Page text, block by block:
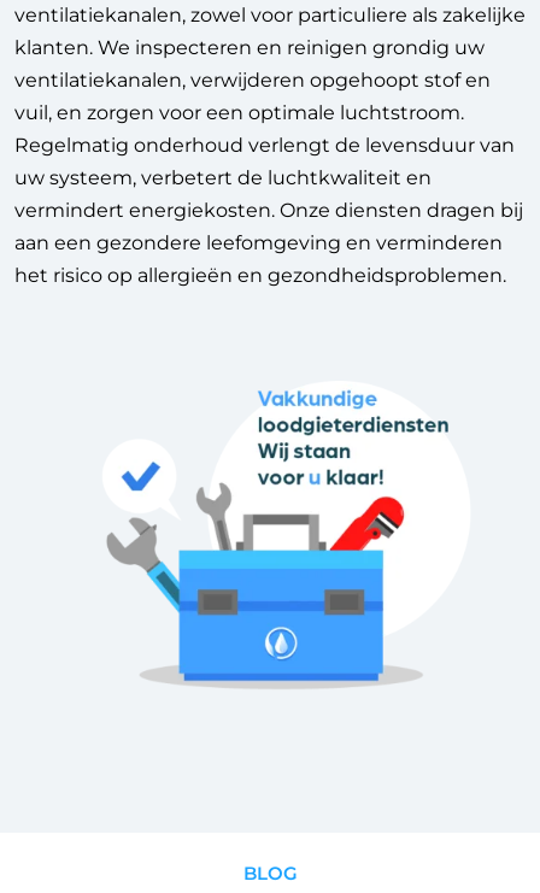
ventilatiekanalen, zowel voor particuliere als zakelijke
klanten. We inspecteren en reinigen grondig uw
ventilatiekanalen, verwijderen opgehoopt stof en
vuil, en zorgen voor een optimale luchtstroom.
Regelmatig onderhoud verlengt de levensduur van
uw systeem, verbetert de luchtkwaliteit en
vermindert energiekosten. Onze diensten dragen bij
aan een gezondere leefomgeving en verminderen
het risico op allergieën en gezondheidsproblemen.
BLOG